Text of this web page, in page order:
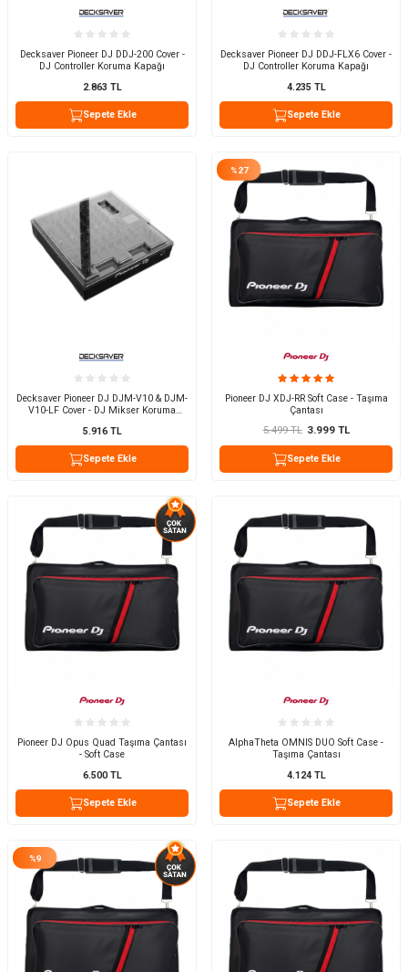
Decksaver Pioneer DJ DDJ-200 Cover -
DJ Controller Koruma Kapağı
2.863 TL
Sepete Ekle
Decksaver Pioneer DJ DDJ-FLX6 Cover -
DJ Controller Koruma Kapağı
4.235TL
Sepete Ekle
Decksaver Pioneer DJ DJM-V10 & DJM-
V10-LF Cover - DJ Mikser Koruma
5.916TL
Sepete Ekle
%27
Pioneer DJ XDJ-RR Soft Case - Taşıma
Çantası
5.499TL 3.999TL
Sepete Ekle
Pioneer DJ Opus Quad Taşıma Çantası
- Soft Case
6.500TL
Sepete Ekle
AlphaTheta OMNIS DUO Soft Case -
Taşıma Çantası
4.124TL
Sepete Ekle
%9